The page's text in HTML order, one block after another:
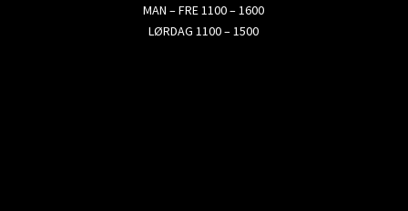
MAN – FRE 1100 – 1600
LØRDAG 1100 – 1500